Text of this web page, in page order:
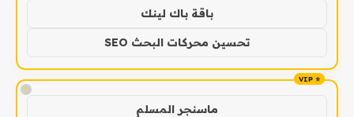
باقة باك لينك
تحسين محركات البحث SEO
!
ماسنجر المسلم